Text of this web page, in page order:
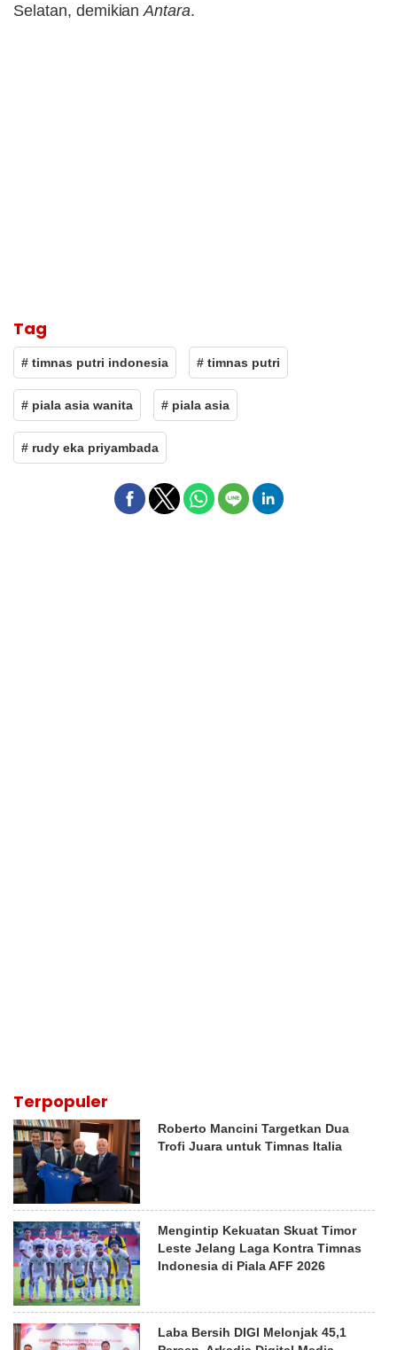
Selatan, demikianAntara.
Tag
# timnas putri indonesia # timnas putri
# piala asia wanita # piala asia
# rudy eka priyambada
Terpopuler
Roberto Mancini Targetkan Dua
Trofi Juara untuk Timnas Italia
Mengintip Kekuatan Skuat Timor
Leste Jelang Laga Kontra Timnas
Indonesia di Piala AFF 2026
Laba Bersih DIGI Melonjak 45,1